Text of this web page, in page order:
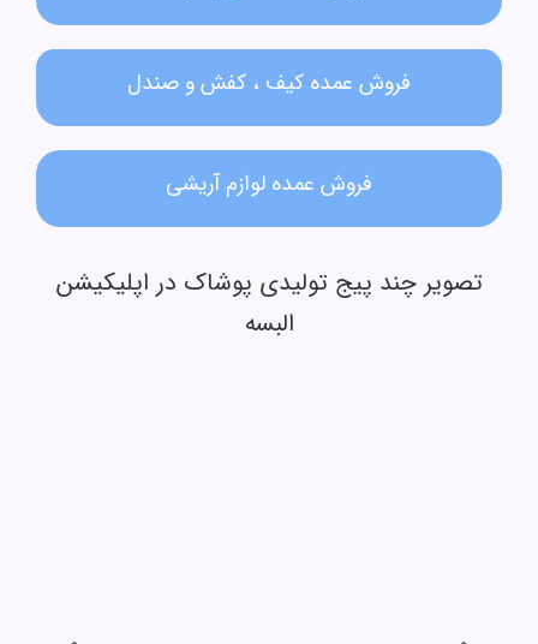
فروش عمده کیف ، کفش و صندل
فروش عمده لوازم آریشی
تصویر چند پیج تولیدی پوشاک در اپلیکیشن
البسه